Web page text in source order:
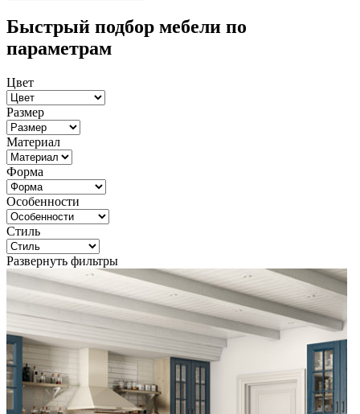
Быстрый подбор мебели по
параметрам
Цвет
Размер
Материал
Форма
Особенности
Стиль
Развернуть фильтры